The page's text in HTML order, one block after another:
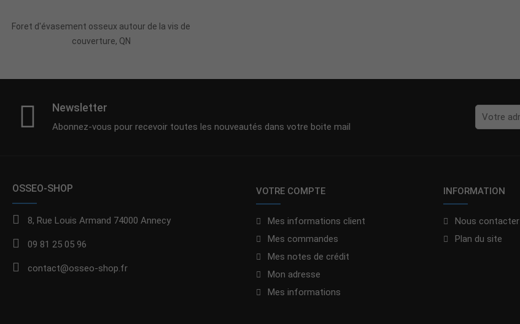
Foret d'évasement osseux autour de la vis de
couverture, QN
Newsletter
Abonnez-vous pour recevoir toutes les nouveautés dans votre boite mail
OSSEO-SHOP
8, Rue Louis Armand 74000 Annecy
09 81 25 05 96
contact@osseo-shop.fr
VOTRE COMPTE
Mes informations client
Mes commandes
Mes notes de crédit
Mon adresse
Mes informations
INFORMATION
Nous contacter
Plan du site